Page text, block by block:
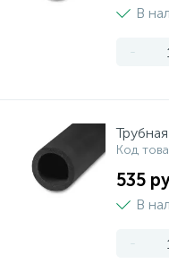
В
-
Код
535
В
-